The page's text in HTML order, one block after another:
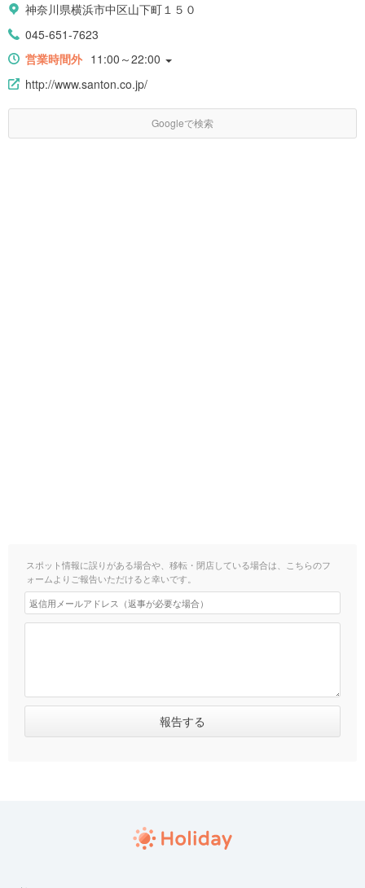
神奈川県横浜市中区山下町１５０
045-651-7623
営業時間外 11:00～22:00
http://www.santon.co.jp/
Googleで検索
スポット情報に誤りがある場合や、移転・閉店している場合は、こちらのフ
ォームよりご報告いただけると幸いです。